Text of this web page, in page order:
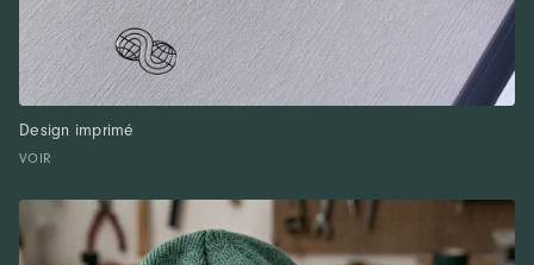
Design imprimé
VOIR